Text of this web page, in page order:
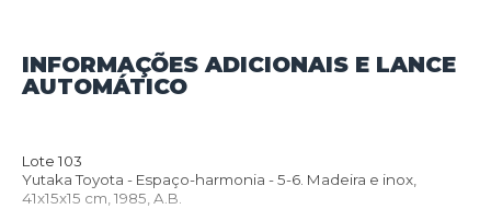
INFORMAÇÕES ADICIONAIS E LANCE
AUTOMÁTICO
Lote 103
Yutaka Toyota - Espaço-harmonia - 5-6. Madeira e inox,
41x15x15 cm, 1985, A.B.
VOLTAR PARA O CATÁLOGO